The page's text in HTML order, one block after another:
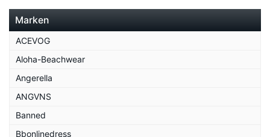
Marken
ACEVOG
Aloha-Beachwear
Angerella
ANGVNS
Banned
Bbonlinedress